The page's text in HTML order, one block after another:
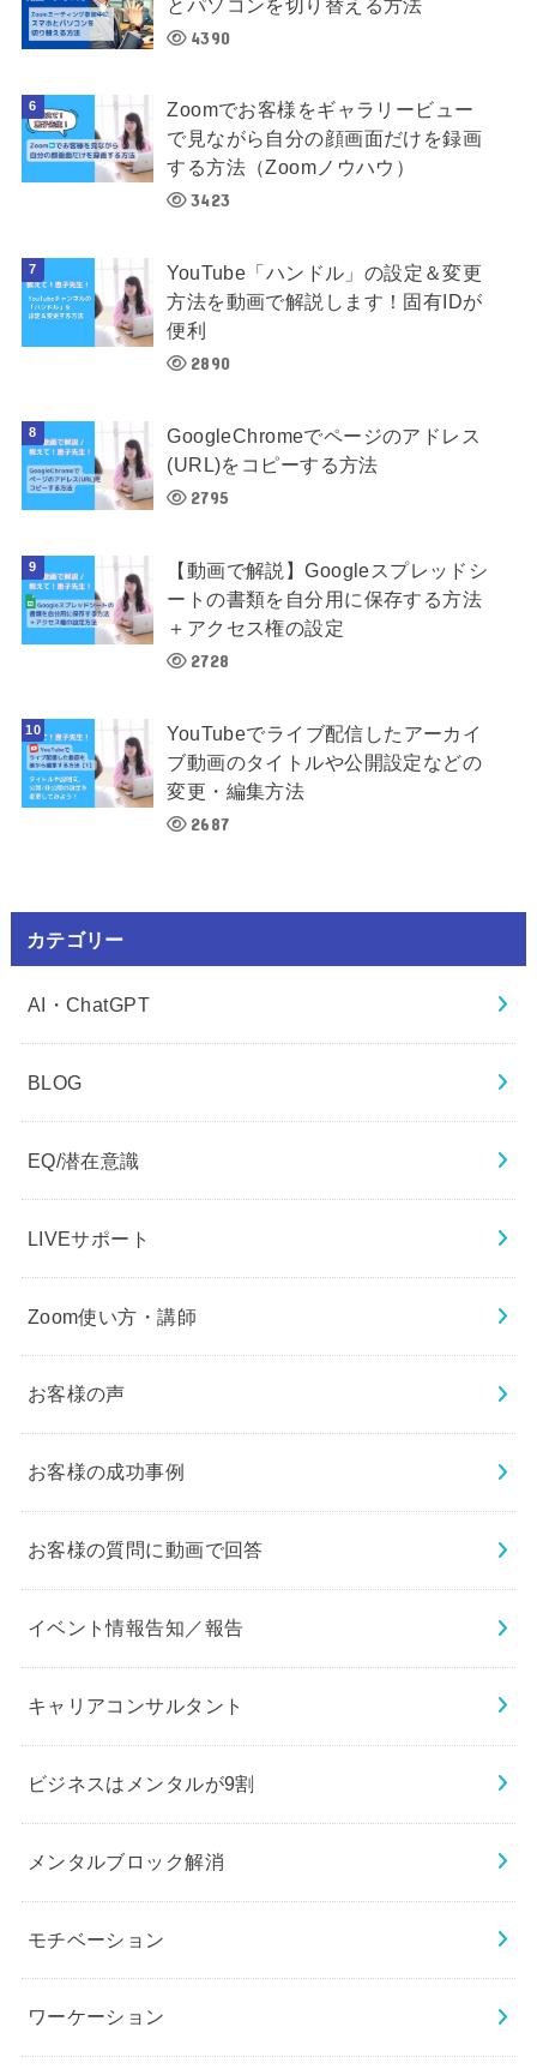
4390
Zoomでお客様をギャラリービュー
で見ながら自分の顔画面だけを録画
する方法（Zoomノウハウ）
3423
YouTube「ハンドル」の設定＆変更
方法を動画で解説します！固有IDが
便利
2890
GoogleChromeでページのアドレス
(URL)をコピーする方法
2795
【動画で解説】Googleスプレッドシ
ートの書類を自分用に保存する方法
＋アクセス権の設定
2728
YouTubeでライブ配信したアーカイ
ブ動画のタイトルや公開設定などの
変更・編集方法
2687
カテゴリー
AI・ChatGPT
BLOG
EQ/潜在意識
LIVEサポート
Zoom使い方・講師
お客様の声
お客様の成功事例
お客様の質問に動画で回答
イベント情報告知／報告
キャリアコンサルタント
ビジネスはメンタルが9割
メンタルブロック解消
モチベーション
ワーケーション